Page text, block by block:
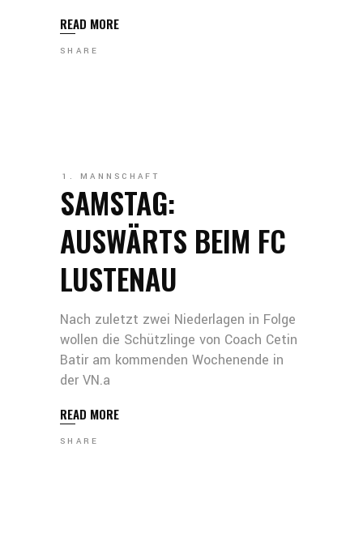
READ MORE
SHARE
1. MANNSCHAFT
SAMSTAG:
AUSWÄRTS BEIM FC
LUSTENAU
Nach zuletzt zwei Niederlagen in Folge
wollen die Schützlinge von Coach Cetin
Batir am kommenden Wochenende in
der VN.a
READ MORE
SHARE